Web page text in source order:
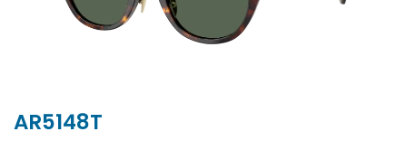
AR5148T